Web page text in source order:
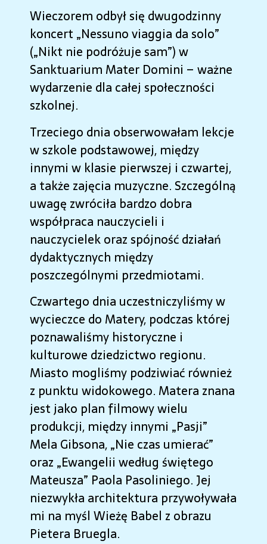
Wieczorem odbył się dwugodzinny
koncert „Nessuno viaggia da solo”
(„Nikt nie podróżuje sam”) w
Sanktuarium Mater Domini – ważne
wydarzenie dla całej społeczności
szkolnej.
Trzeciego dnia obserwowałam lekcje
w szkole podstawowej, między
innymi w klasie pierwszej i czwartej,
a także zajęcia muzyczne. Szczególną
uwagę zwróciła bardzo dobra
współpraca nauczycieli i
nauczycielek oraz spójność działań
dydaktycznych między
poszczególnymi przedmiotami.
Czwartego dnia uczestniczyliśmy w
wycieczce do Matery, podczas której
poznawaliśmy historyczne i
kulturowe dziedzictwo regionu.
Miasto mogliśmy podziwiać również
z punktu widokowego. Matera znana
jest jako plan filmowy wielu
produkcji, między innymi „Pasji”
Mela Gibsona, „Nie czas umierać”
oraz „Ewangelii według świętego
Mateusza” Paola Pasoliniego. Jej
niezwykła architektura przywoływała
mi na myśl Wieżę Babel z obrazu
Pietera Bruegla.